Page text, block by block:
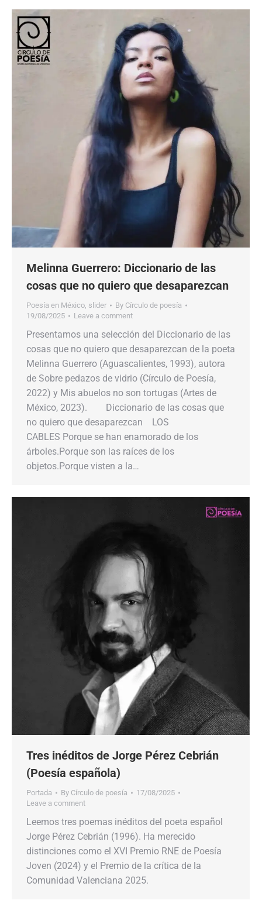
Melinna Guerrero: Diccionario de las
cosas que no quiero que desaparezcan
Poesía en México, slider By Círculo de poesía
19/08/2025
Leave a comment
Presentamos​​ una selección del​​ Diccionario de las
cosas que no quiero que desaparezcan​​ de la poeta
Melinna Guerrero (Aguascalientes, 1993),​​ autora
de​​ Sobre pedazos de vidrio​​ (Círculo de Poesía,
2022) y​​ Mis abuelos no son tortugas​​ (Artes de
México, 2023).​​ Diccionario de las cosas​​ que
no quiero que desaparezcan LOS
CABLES Porque se han enamorado de los
árboles.Porque son las raíces de los
objetos.Porque visten a la…
Tres inéditos de Jorge Pérez Cebrián
(Poesía española)
Portada By Círculo de poesía
17/08/2025
Leave a comment
Leemos tres poemas inéditos del poeta español
Jorge Pérez Cebrián (1996). Ha merecido
distinciones como el XVI Premio RNE de Poesía
Joven (2024) y el Premio de la crítica de la
Comunidad Valenciana 2025.